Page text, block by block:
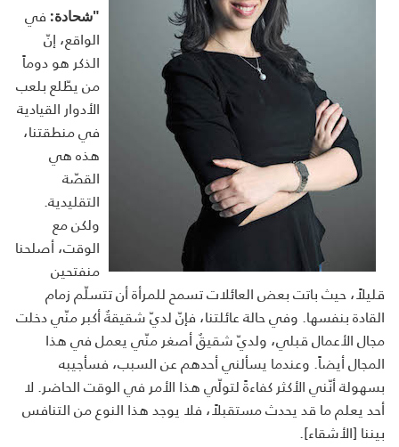
"شحادة: في
الواقع، إنّ
الذكر هو دوماً
من يطّلع بلعب
الأدوار القيادية
في منطقتنا،
هذه هي
القصّة
التقليدية.
ولكن مع
الوقت، أصلحنا
منفتحين
قليلاً، حيث باتت بعض العائلات تسمح للمرأة أن تتسلّم زمام
القادة بنفسها. وفي حالة عائلتنا، فإنّ لديّ شقيقةٌ أكبر منّي دخلت
مجال الأعمال قبلي، ولديّ شقيقٌ أصغر منّي يعمل في هذا
المجال أيضاً. وعندما يسألني أحدهم عن السبب، فسأجيبه
بسهولة أنّني الأكثر كفاءةً لتولّي هذا الأمر في الوقت الحاضر. لا
أحد يعلم ما قد يحدث مستقبلاً، فلا يوجد هذا النوع من التنافس
بيننا [الأشقاء].